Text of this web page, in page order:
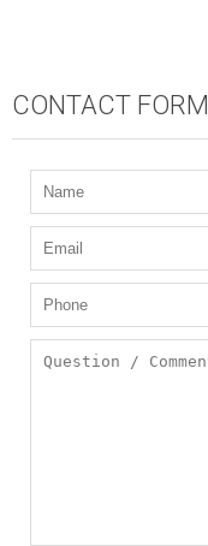
CONTACT FORM